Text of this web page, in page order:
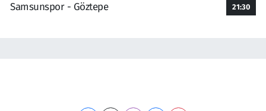
Samsunspor - Göztepe
21:30